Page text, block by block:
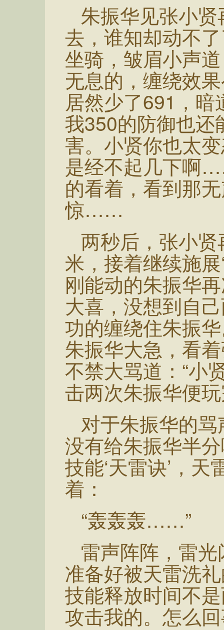
朱振华见张小
去，谁知却动不
坐骑，皱眉小声
无息的，缠绕效
居然少了691，暗
我350的防御也还
害。小贤你也太
是经不起几下啊
的看着，看到那
惊……
两秒后，张小
米，接着继续施
刚能动的朱振华
大喜，没想到自
功的缠绕住朱振
朱振华大急，看
不禁大骂道：“
击两次朱振华便
对于朱振华的
没有给朱振华半
技能‘天雷诀’，
着：
“轰轰轰……”
雷声阵阵，雷
准备好被天雷洗
技能释放时间不
攻击我的。怎么